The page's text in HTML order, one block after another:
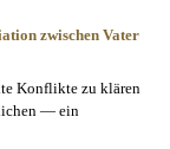
zwischen Vater
Konflikte zu klären
— ein